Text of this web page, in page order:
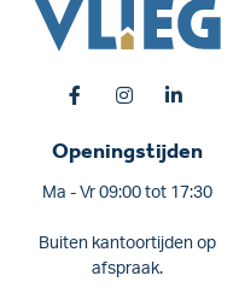
Openingstijden
Ma - Vr 09:00 tot 17:30
Buiten kantoortijden op
afspraak.